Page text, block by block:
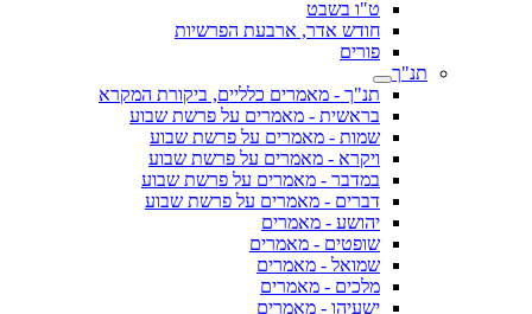
ט"ו בשבט
חודש אדר, ארבעת הפרשיות
פורים
תנ"ך
תנ"ך - מאמרים כלליים, ביקורת המקרא
בראשית - מאמרים על פרשת שבוע
שמות - מאמרים על פרשת שבוע
ויקרא - מאמרים על פרשת שבוע
במדבר - מאמרים על פרשת שבוע
דברים - מאמרים על פרשת שבוע
יהושע - מאמרים
שופטים - מאמרים
שמואל - מאמרים
מלכים - מאמרים
ישעיהו - מאמרים